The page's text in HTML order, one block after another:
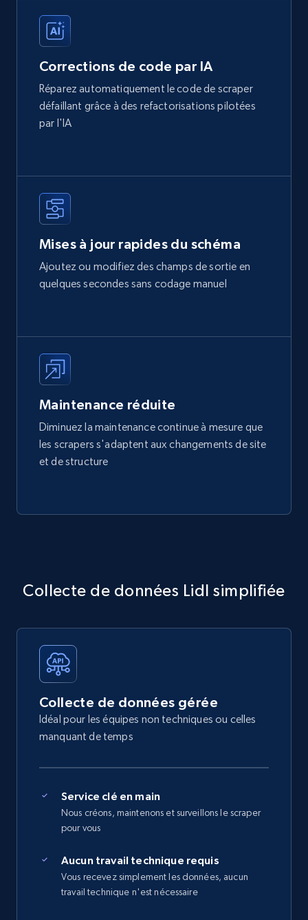
Corrections de code par IA
Réparez automatiquement le code de scraper
défaillant grâce à des refactorisations pilotées
par l'IA
Mises à jour rapides du schéma
Ajoutez ou modifiez des champs de sortie en
quelques secondes sans codage manuel
Maintenance réduite
Diminuez la maintenance continue à mesure que
les scrapers s'adaptent aux changements de site
et de structure
Collecte de données Lidl simplifiée
Collecte de données gérée
Idéal pour les équipes non techniques ou celles
manquant de temps
Service clé en main
Nous créons, maintenons et surveillons le scraper
pour vous
Aucun travail technique requis
Vous recevez simplement les données, aucun
travail technique n'est nécessaire